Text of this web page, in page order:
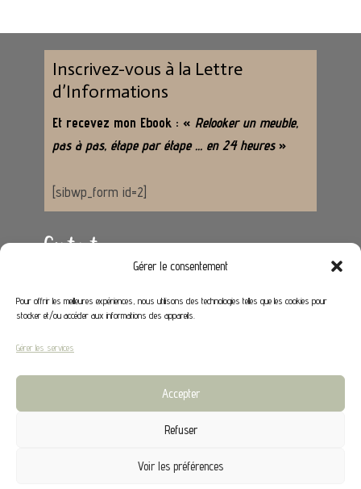
Gérer le consentement
Pour offrir les meilleures expériences, nous utilisons des technologies telles que les cookies pour
stocker et/ou accéder aux informations des appareils.
Gérer les services
Accepter
Refuser
Voir les préférences
Inscrivez-vous à la Lettre
d’Informations
Et recevez mon Ebook : « Relooker un meuble,
pas à pas, étape par étape … en 24 heures »
[sibwp_form id=2]
Contact
contact@stephaniedeco.fr
Liens utiles
Mon compte